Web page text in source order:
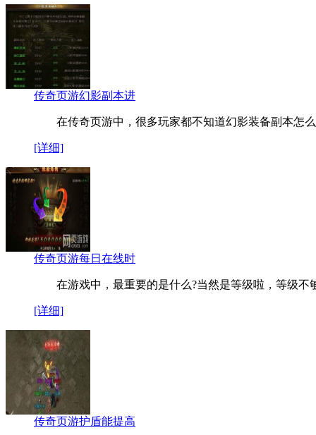
传奇页游幻影副本进
在传奇页游中，很多玩家都不知道幻影装备副本怎
[详细]
传奇页游每日在线时
在游戏中，最重要的是什么?当然是等级啦，等级
[详细]
传奇页游护盾能提高